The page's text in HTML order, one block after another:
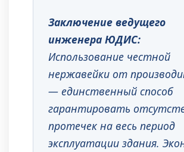
Заключение ведущего
инженера ЮДИС:
Использование честной
нержавейки от
— единственный способ
гарантировать
протечек на весь период
эксплуатации здания.